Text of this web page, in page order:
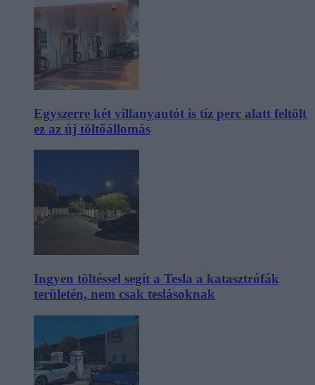
Egyszerre két villanyautót is tíz perc alatt feltölt
ez az új töltőállomás
Ingyen töltéssel segít a Tesla a katasztrófák
területén, nem csak teslásoknak